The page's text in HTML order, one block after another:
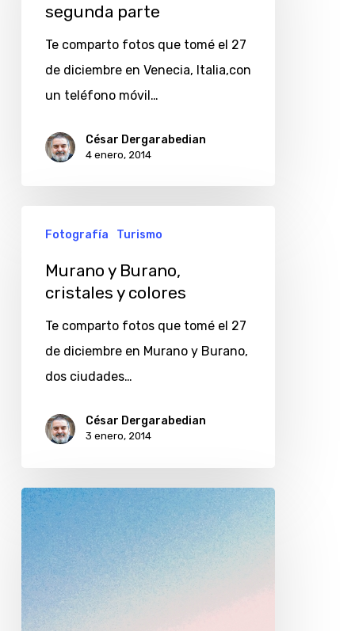
partesegunda parte
Te comparto fotos que tomé el 27
de diciembre en Venecia, Italia,con
un teléfono móvil…
César Dergarabedian
4 enero, 2014
Burano,
cristales
colores
Fotografía Turismo
Murano y Burano,
cristales y colores
Te comparto fotos que tomé el 27
de diciembre en Murano y Burano,
dos ciudades…
César Dergarabedian
3 enero, 2014
Atardecer
en
Venecia